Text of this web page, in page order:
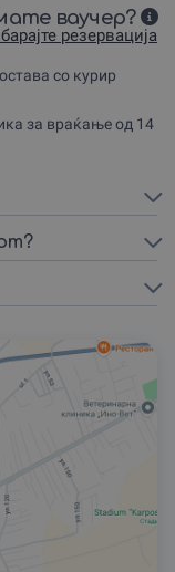
ваучер?
резервација
со курир
за враќање од 14